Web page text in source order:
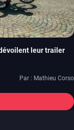
leur trailer
Par : Mathieu Corso